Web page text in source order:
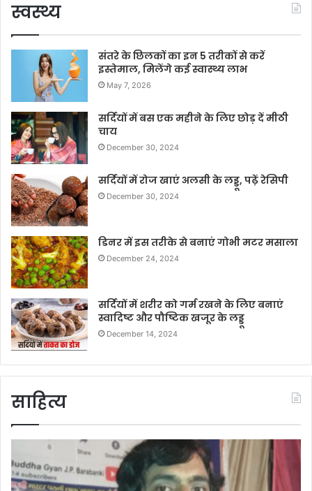
स्वस्थ्य
संतरे के छिलकों का इन 5 तरीकों से करें
इस्तेमाल, मिलेंगे कई स्वास्थ्य लाभ
May 7, 2026
सर्दियों में बस एक महीने के लिए छोड़ दें मीठी
चाय
December 30, 2024
सर्दियों में रोज खाएं अलसी के लड्डू, पढ़ें रेसिपी
December 30, 2024
डिनर में इस तरीके से बनाएं गोभी मटर मसाला
December 24, 2024
सर्दियों में शरीर को गर्म रखने के लिए बनाएं
स्वादिष्ट और पौष्टिक खजूर के लड्डू
December 14, 2024
साहित्य